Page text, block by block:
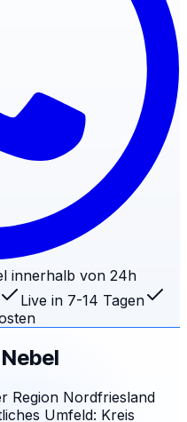
innerhalb von 24h
Live in 7-14 Tagen
Nebel
Region Nordfriesland
Umfeld: Kreis